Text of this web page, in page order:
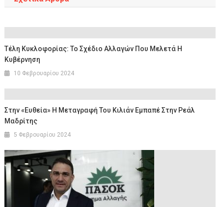
Τέλη Κυκλοφορίας: Το Σχέδιο Αλλαγών Που Μελετά Η
Κυβέρνηση
10 Φεβρουαρίου 2024
Στην «ευθεία» Η Μεταγραφή Του Κιλιάν Εμπαπέ Στην Ρεάλ
Μαδρίτης
5 Φεβρουαρίου 2024